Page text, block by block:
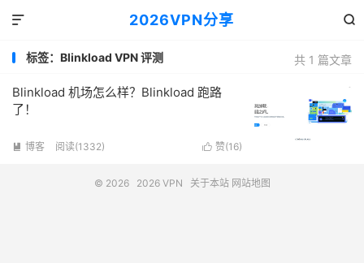
2026VPN分享 

共 1 篇文章
标签：Blinkload VPN 评测
Blinkload 机场怎么样？Blinkload 跑路
了！
 赞(16)
 博客 阅读(1332)
© 2026 2026 VPN 关于本站 网站地图